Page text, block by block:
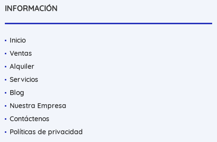
INFORMACIÓN
Inicio
Ventas
Alquiler
Servicios
Blog
Nuestra Empresa
Contáctenos
Políticas de privacidad